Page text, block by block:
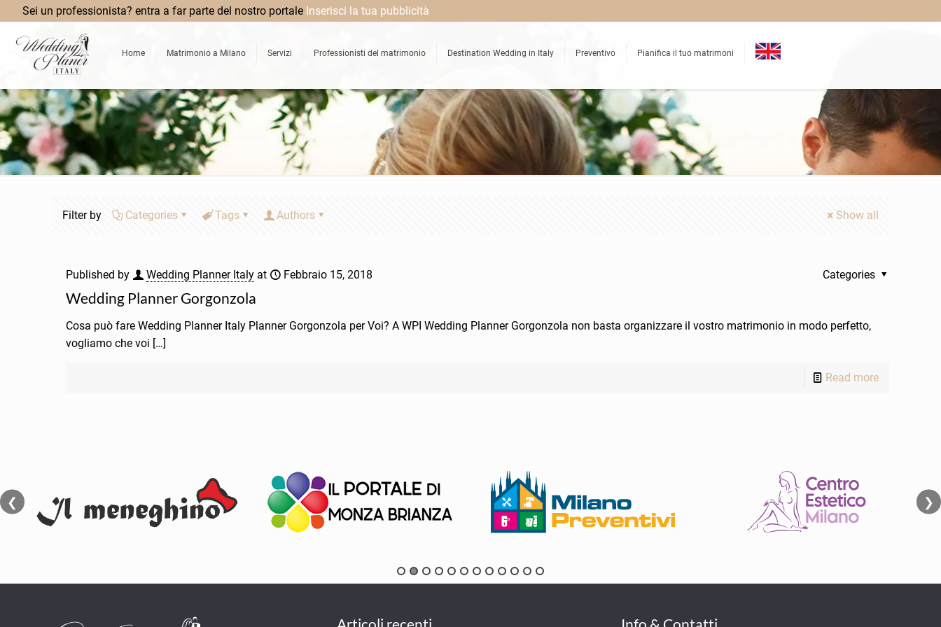
Sei un professionista? entra a far parte del nostro portale Inserisci la tua pubblicità
Home Matrimonio a Milano Servizi Professionisti del matrimonio Destination Wedding in Italy Preventivo Pianifica il tuo matrimoni
Filter by Categories Tags Authors Show all
Published by Wedding Planner Italy at Febbraio 15, 2018 Categories
Wedding Planner Gorgonzola
Cosa può fare Wedding Planner Italy Planner Gorgonzola per Voi? A WPI Wedding Planner Gorgonzola non basta organizzare il vostro matrimonio in modo perfetto,
vogliamo che voi […]
Read more
❮ ❯